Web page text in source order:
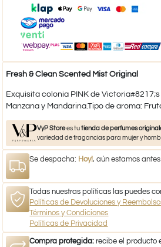
Fresh & Clean Scented Mist Original
Exquisita colonia PINK de
Manzana y Mandarina.Tipo de aroma:
VyP Storees tutienda de perfumes
variedad de fragancias para mujer y
Se despacha: Hoy!, aún estamos
Todas nuestras políticas las puedes
Políticas de Devoluciones y
Términos y Condiciones
Políticas de Privacidad
Compra protegida: recibe el producto